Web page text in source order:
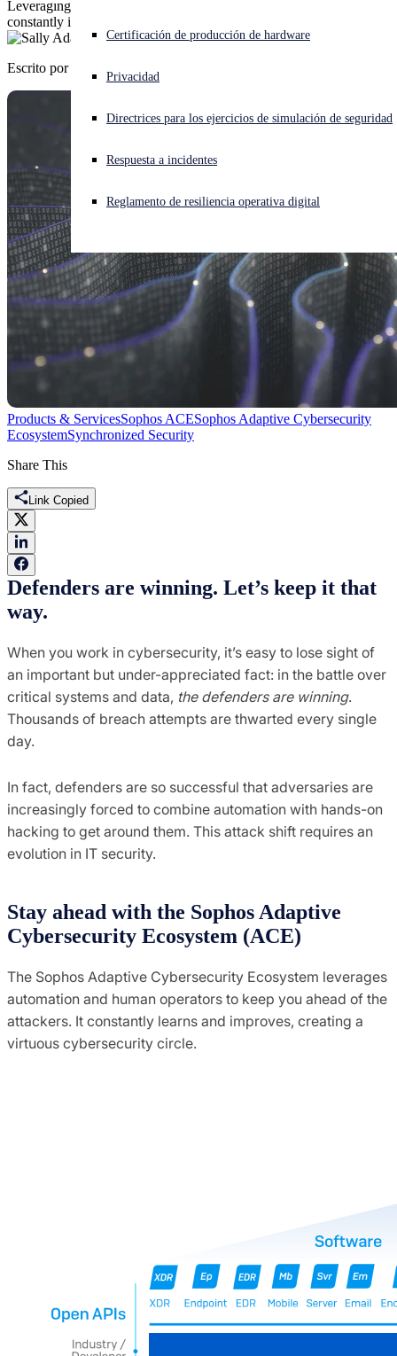
¿Está sufriendo un ciberataque? Obtenga ayuda ahora mismo
Iniciar sesión
Open language switcher
Certificación de producción de hardware
Privacidad
Directrices para los ejercicios de simulación de seguridad
Respuesta a incidentes
Reglamento de resiliencia operativa digital
Leveraging automation and human operators in a virtuous circle that
constantly improves.
Escrito por
Products & ServicesSophos ACESophos Adaptive Cybersecurity
EcosystemSynchronized Security
Share This
Link Copied
Defenders are winning. Let’s keep it that
way.
When you work in cybersecurity, it’s easy to lose sight of
an important but under-appreciated fact: in the battle over
critical systems and data, the defenders are winning.
Thousands of breach attempts are thwarted every single
day.
In fact, defenders are so successful that adversaries are
increasingly forced to combine automation with hands-on
hacking to get around them. This attack shift requires an
evolution in IT security.
Stay ahead with the Sophos Adaptive
Cybersecurity Ecosystem (ACE)
The Sophos Adaptive Cybersecurity Ecosystem leverages
automation and human operators to keep you ahead of the
attackers. It constantly learns and improves, creating a
virtuous cybersecurity circle.